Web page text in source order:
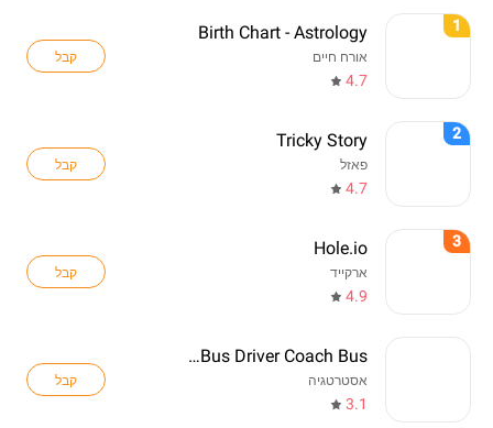
1
Birth Chart - Astrology
אורח חיים
4.7
קבל
2
Tricky Story
פאזל
4.7
קבל
3
Hole.io
ארקייד
4.9
קבל
Real Bus Driver Coach Bus
אסטרטגיה
3.1
קבל